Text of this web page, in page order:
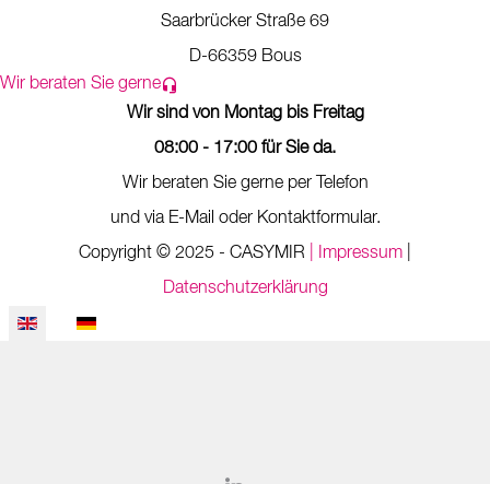
Saarbrücker Straße 69
D-66359 Bous
Wir beraten Sie gerne
Wir sind von Montag bis Freitag
08:00 - 17:00 für Sie da.
Wir beraten Sie gerne per Telefon
und via E-Mail oder Kontaktformular.
Copyright © 2025 - CASYMIR | Impressum
Datenschutzerklärung
Select your language